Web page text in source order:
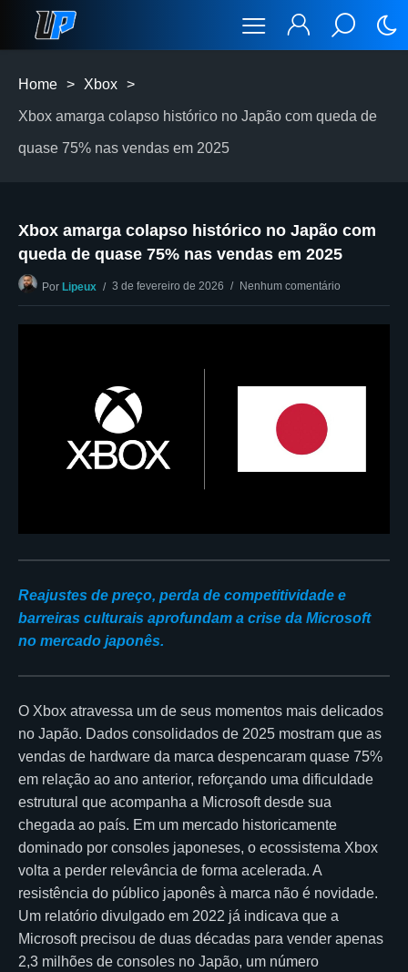
Home > Xbox >
Xbox amarga colapso histórico no Japão com queda de
quase 75% nas vendas em 2025
Xbox amarga colapso histórico no Japão com
queda de quase 75% nas vendas em 2025
Por Lipeux 3 de fevereiro de 2026 Nenhum comentário
Reajustes de preço, perda de competitividade e
barreiras culturais aprofundam a crise da Microsoft
no mercado japonês.
O Xbox atravessa um de seus momentos mais delicados
no Japão. Dados consolidados de 2025 mostram que as
vendas de hardware da marca despencaram quase 75%
em relação ao ano anterior, reforçando uma dificuldade
estrutural que acompanha a Microsoft desde sua
chegada ao país. Em um mercado historicamente
dominado por consoles japoneses, o ecossistema Xbox
volta a perder relevância de forma acelerada. A
resistência do público japonês à marca não é novidade.
Um relatório divulgado em 2022 já indicava que a
Microsoft precisou de duas décadas para vender apenas
2,3 milhões de consoles no Japão, um número